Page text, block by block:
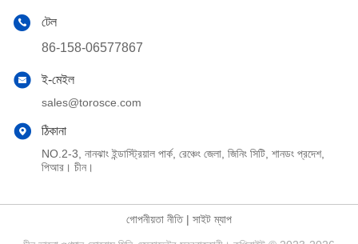
টেল
86-158-06577867
ই-মেইল
sales@torosce.com
ঠিকানা
NO.2-3, নানঝাং ইন্ডাস্ট্রিয়াল পার্ক, রেঞ্চেং জেলা, জিনিং সিটি, শানডং প্রদেশ,
পিআর। চীন।
গোপনীয়তা নীতি| সাইট ম্যাপ